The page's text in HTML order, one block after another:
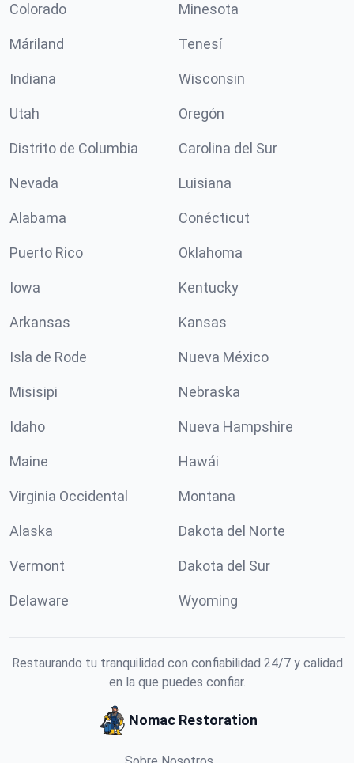
Colorado Minesota
Máriland Tenesí
Indiana Wisconsin
Utah Oregón
Distrito de Columbia Carolina del Sur
Nevada Luisiana
Alabama Conécticut
Puerto Rico Oklahoma
Iowa Kentucky
Arkansas Kansas
Isla de Rode Nueva México
Misisipi Nebraska
Idaho Nueva Hampshire
Maine Hawái
Virginia Occidental Montana
Alaska Dakota del Norte
Vermont Dakota del Sur
Delaware Wyoming
Restaurando tu tranquilidad con confiabilidad 24/7 y calidad
en la que puedes confiar.
Nomac Restoration